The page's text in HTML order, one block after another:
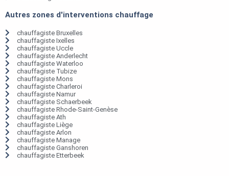
Autres zones d'interventions chauffage
chauffagiste Bruxelles
chauffagiste Ixelles
chauffagiste Uccle
chauffagiste Anderlecht
chauffagiste Waterloo
chauffagiste Tubize
chauffagiste Mons
chauffagiste Charleroi
chauffagiste Namur
chauffagiste Schaerbeek
chauffagiste Rhode-Saint-Genèse
chauffagiste Ath
chauffagiste Liège
chauffagiste Arlon
chauffagiste Manage
chauffagiste Ganshoren
chauffagiste Etterbeek